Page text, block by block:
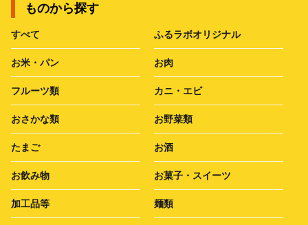
ものから探す
すべて ふるラボオリジナル
お米・パン お肉
フルーツ類 カニ・エビ
おさかな類 お野菜類
たまご お酒
お飲み物 お菓子・スイーツ
加工品等 麺類